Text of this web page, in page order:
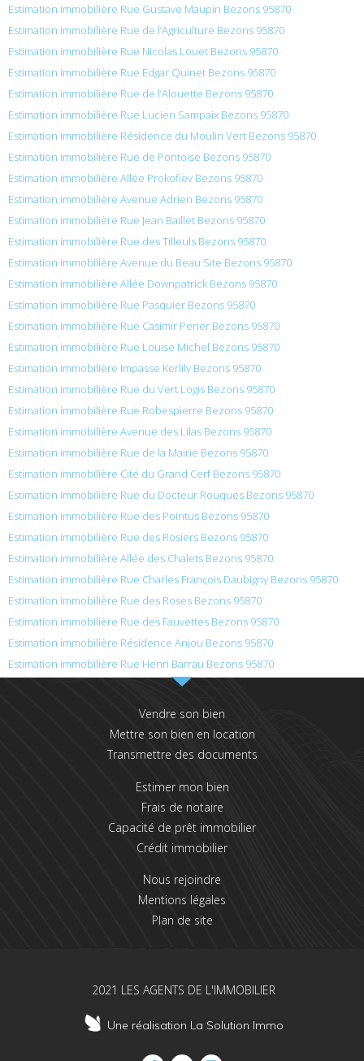
Estimation immobilière Rue Gustave Maupin Bezons 95870
Estimation immobilière Rue de l’Agriculture Bezons 95870
Estimation immobilière Rue Nicolas Louet Bezons 95870
Estimation immobilière Rue Edgar Quinet Bezons 95870
Estimation immobilière Rue de l’Alouette Bezons 95870
Estimation immobilière Rue Lucien Sampaix Bezons 95870
Estimation immobilière Résidence du Moulin Vert Bezons 95870
Estimation immobilière Rue de Pontoise Bezons 95870
Estimation immobilière Allée Prokofiev Bezons 95870
Estimation immobilière Avenue Adrien Bezons 95870
Estimation immobilière Rue Jean Baillet Bezons 95870
Estimation immobilière Rue des Tilleuls Bezons 95870
Estimation immobilière Avenue du Beau Site Bezons 95870
Estimation immobilière Allée Downpatrick Bezons 95870
Estimation immobilière Rue Pasquier Bezons 95870
Estimation immobilière Rue Casimir Perier Bezons 95870
Estimation immobilière Rue Louise Michel Bezons 95870
Estimation immobilière Impasse Kerlily Bezons 95870
Estimation immobilière Rue du Vert Logis Bezons 95870
Estimation immobilière Rue Robespierre Bezons 95870
Estimation immobilière Avenue des Lilas Bezons 95870
Estimation immobilière Rue de la Mairie Bezons 95870
Estimation immobilière Cité du Grand Cerf Bezons 95870
Estimation immobilière Rue du Docteur Rouques Bezons 95870
Estimation immobilière Rue des Pointus Bezons 95870
Estimation immobilière Rue des Rosiers Bezons 95870
Estimation immobilière Allée des Chalets Bezons 95870
Estimation immobilière Rue Charles François Daubigny Bezons 95870
Estimation immobilière Rue des Roses Bezons 95870
Estimation immobilière Rue des Fauvettes Bezons 95870
Estimation immobilière Résidence Anjou Bezons 95870
Estimation immobilière Rue Henri Barrau Bezons 95870
Vendre son bien
Mettre son bien en location
Transmettre des documents
Estimer mon bien
Frais de notaire
Capacité de prêt immobilier
Crédit immobilier
Nous rejoindre
Mentions légales
Plan de site
2021 LES AGENTS DE L'IMMOBILIER
Une réalisation La Solution Immo